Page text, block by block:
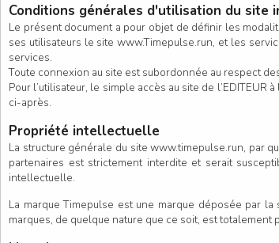
PUCE ACTIVE NOS SERVICES
Conditions générales d'utilisation du site
Le présent document a pour objet de définir les
ses utilisateurs le site www.Timepulse.run, et les
services.
Toute connexion au site est subordonnée au respect
Pour l’utilisateur, le simple accès au site de
ci-après.
Propriété intellectuelle
La structure générale du site www.timepulse.run, par
partenaires est strictement interdite et serait
intellectuelle.
La marque Timepulse est une marque déposée par
marques, de quelque nature que ce soit, est totalement